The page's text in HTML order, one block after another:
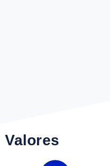
Valores